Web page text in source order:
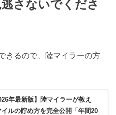
さないでくださ
きるので、陸マイラーの方
年最新版】陸マイラーが教え
ルの貯め方を完全公開「年間20